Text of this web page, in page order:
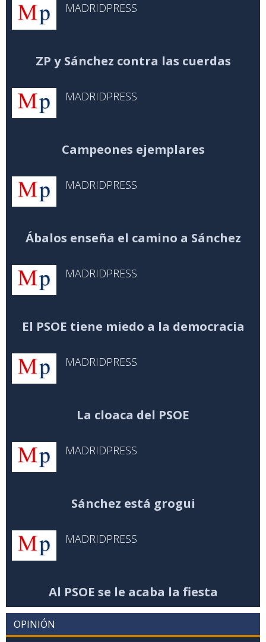
MADRIDPRESS
ZP y Sánchez contra las cuerdas
MADRIDPRESS
Campeones ejemplares
MADRIDPRESS
Ábalos enseña el camino a Sánchez
MADRIDPRESS
El PSOE tiene miedo a la democracia
MADRIDPRESS
La cloaca del PSOE
MADRIDPRESS
Sánchez está grogui
MADRIDPRESS
Al PSOE se le acaba la fiesta
OPINIÓN